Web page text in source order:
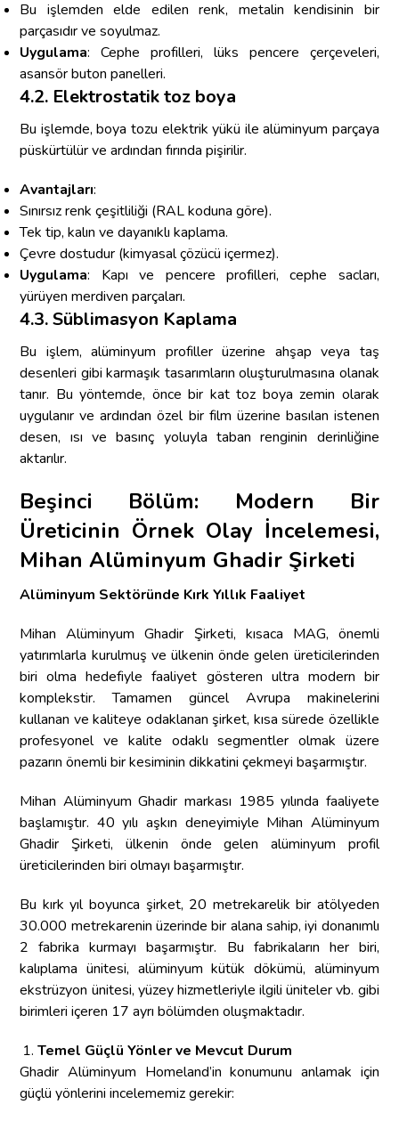
Bu işlemden elde edilen renk, metalin kendisinin bir
parçasıdır ve soyulmaz.
Uygulama: Cephe profilleri, lüks pencere çerçeveleri,
asansör buton panelleri.
4.2. Elektrostatik toz boya
Bu işlemde, boya tozu elektrik yükü ile alüminyum parçaya
püskürtülür ve ardından fırında pişirilir.
Avantajları:
Sınırsız renk çeşitliliği (RAL koduna göre).
Tek tip, kalın ve dayanıklı kaplama.
Çevre dostudur (kimyasal çözücü içermez).
Uygulama: Kapı ve pencere profilleri, cephe sacları,
yürüyen merdiven parçaları.
4.3. Süblimasyon Kaplama
Bu işlem, alüminyum profiller üzerine ahşap veya taş
desenleri gibi karmaşık tasarımların oluşturulmasına olanak
tanır. Bu yöntemde, önce bir kat toz boya zemin olarak
uygulanır ve ardından özel bir film üzerine basılan istenen
desen, ısı ve basınç yoluyla taban renginin derinliğine
aktarılır.
Beşinci Bölüm: Modern Bir
Üreticinin Örnek Olay İncelemesi,
Mihan Alüminyum Ghadir Şirketi
Alüminyum Sektöründe Kırk Yıllık Faaliyet
Mihan Alüminyum Ghadir Şirketi, kısaca MAG, önemli
yatırımlarla kurulmuş ve ülkenin önde gelen üreticilerinden
biri olma hedefiyle faaliyet gösteren ultra modern bir
komplekstir. Tamamen güncel Avrupa makinelerini
kullanan ve kaliteye odaklanan şirket, kısa sürede özellikle
profesyonel ve kalite odaklı segmentler olmak üzere
pazarın önemli bir kesiminin dikkatini çekmeyi başarmıştır.
Mihan Alüminyum Ghadir markası 1985 yılında faaliyete
başlamıştır. 40 yılı aşkın deneyimiyle Mihan Alüminyum
Ghadir Şirketi, ülkenin önde gelen alüminyum profil
üreticilerinden biri olmayı başarmıştır.
Bu kırk yıl boyunca şirket, 20 metrekarelik bir atölyeden
30.000 metrekarenin üzerinde bir alana sahip, iyi donanımlı
2 fabrika kurmayı başarmıştır. Bu fabrikaların her biri,
kalıplama ünitesi, alüminyum kütük dökümü, alüminyum
ekstrüzyon ünitesi, yüzey hizmetleriyle ilgili üniteler vb. gibi
birimleri içeren 17 ayrı bölümden oluşmaktadır.
Temel Güçlü Yönler ve Mevcut Durum
Ghadir Alüminyum Homeland’in konumunu anlamak için
güçlü yönlerini incelememiz gerekir: